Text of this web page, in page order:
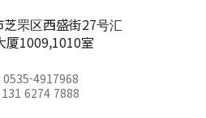
罘区西盛街27号汇
厦1009,1010室
0535-4917968
6274 7888